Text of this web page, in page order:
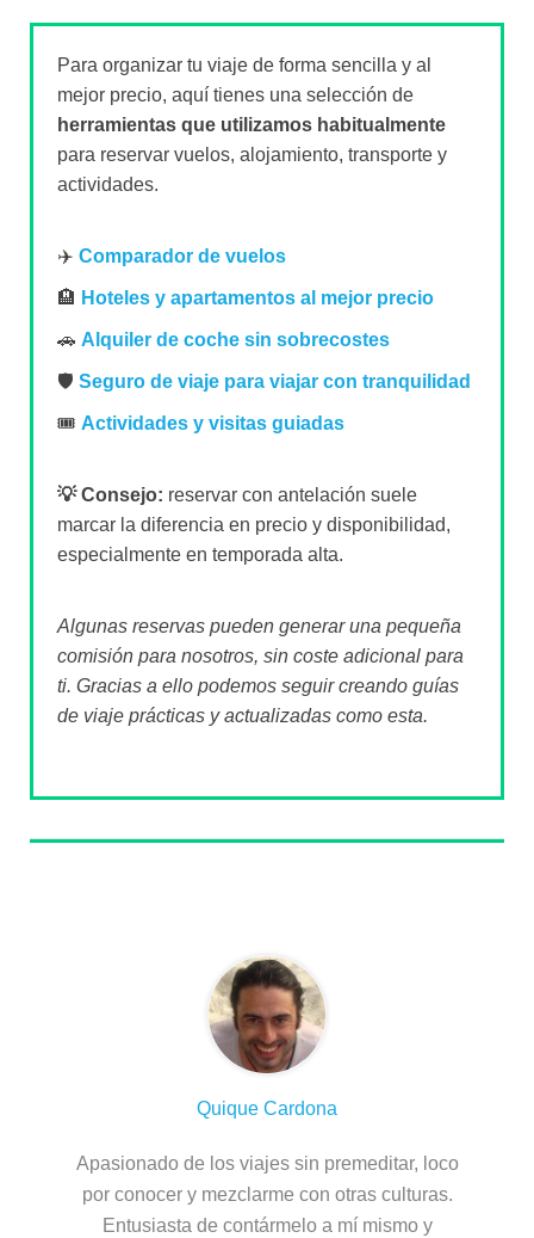
Para organizar tu viaje de forma sencilla y al
mejor precio, aquí tienes una selección de
herramientas que utilizamos habitualmente
para reservar vuelos, alojamiento, transporte y
actividades.
✈️ Comparador de vuelos
🏨 Hoteles y apartamentos al mejor precio
🚗 Alquiler de coche sin sobrecostes
🛡️ Seguro de viaje para viajar con tranquilidad
🎟️ Actividades y visitas guiadas
💡 Consejo: reservar con antelación suele
marcar la diferencia en precio y disponibilidad,
especialmente en temporada alta.
Algunas reservas pueden generar una pequeña
comisión para nosotros, sin coste adicional para
ti. Gracias a ello podemos seguir creando guías
de viaje prácticas y actualizadas como esta.
Quique Cardona
Apasionado de los viajes sin premeditar, loco
por conocer y mezclarme con otras culturas.
Entusiasta de contármelo a mí mismo y